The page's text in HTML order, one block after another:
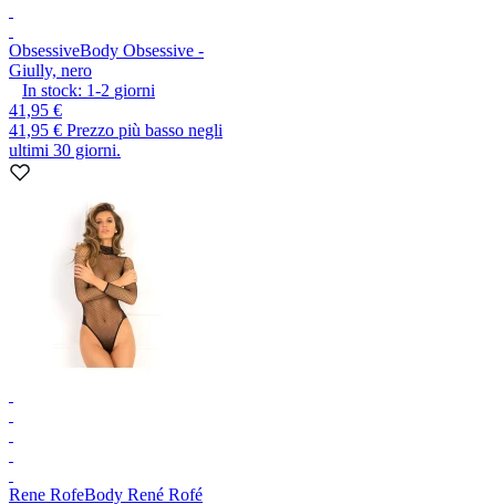
ObsessiveBody Obsessive -
Giully, nero
In stock: 1-2 giorni
41,95 €
41,95 € Prezzo più basso negli
ultimi 30 giorni.
Rene RofeBody René Rofé